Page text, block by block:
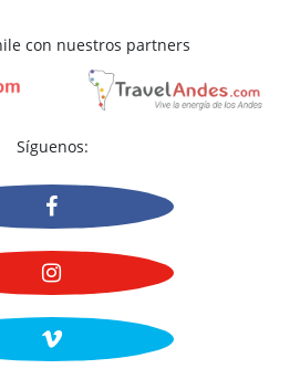
con nuestros partners
Síguenos: